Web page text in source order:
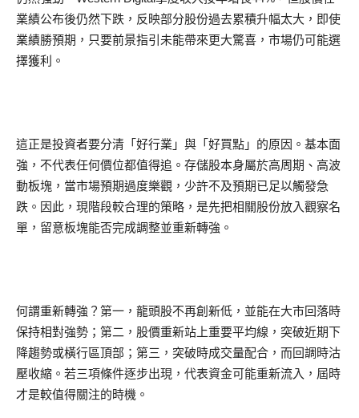
業績公布後仍然下跌，反映部分股份過去累積升幅太大，即使
業績勝預期，只要前景指引未能帶來更大驚喜，市場仍可能選
擇獲利。
這正是投資者要分清「好行業」與「好買點」的原因。基本面
強，不代表任何價位都值得追。存儲股本身屬於高周期、高波
動板塊，當市場預期過度樂觀，少許不及預期已足以觸發急
跌。因此，現階段較合理的策略，是先把相關股份放入觀察名
單，留意板塊能否完成調整並重新轉強。
何謂重新轉強？第一，龍頭股不再創新低，並能在大市回落時
保持相對強勢；第二，股價重新站上重要平均線，突破近期下
降趨勢或橫行區頂部；第三，突破時成交量配合，而回調時沽
壓收縮。若三項條件逐步出現，代表資金可能重新流入，屆時
才是較值得關注的時機。